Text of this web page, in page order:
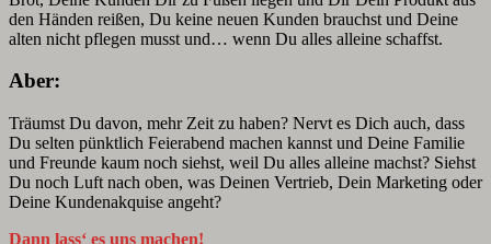
den Händen reißen, Du keine neuen Kunden brauchst und Deine
alten nicht pflegen musst und… wenn Du alles alleine schaffst.
Aber:
Träumst Du davon, mehr Zeit zu haben? Nervt es Dich auch, dass
Du selten pünktlich Feierabend machen kannst und Deine Familie
und Freunde kaum noch siehst, weil Du alles alleine machst? Siehst
Du noch Luft nach oben, was Deinen Vertrieb, Dein Marketing oder
Deine Kundenakquise angeht?
Dann lass‘ es uns machen!